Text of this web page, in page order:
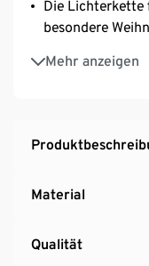
Die Lichterkette
besondere
Mehr anzeigen
Mit
ca. 6 Stunden,
Material
Qualität